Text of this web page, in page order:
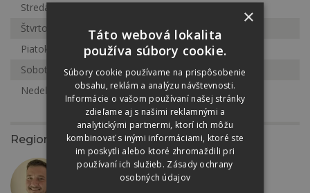
Streda
Štvrtok
7:00-16:00
Piatok
7:00-16:00
Sobota
7:00-12:00
Nedeľa
Zatvorené
Regionálny zástupca
Ákos Varga
+421 905 825 054
×
Táto webová lokalita
používa súbory cookie.
Súbory cookie používame na prispôsobenie
obsahu, reklám a analýzu návštevnosti.
Informácie o vašom používaní našej stránky
zdieľame aj s našimi reklamnými a
analytickými partnermi, ktorí ich môžu
kombinovať s inými informáciami, ktoré ste
im poskytli alebo ktoré zhromaždili pri
používaní ich služieb. Zásady ochrany
osobných údajov